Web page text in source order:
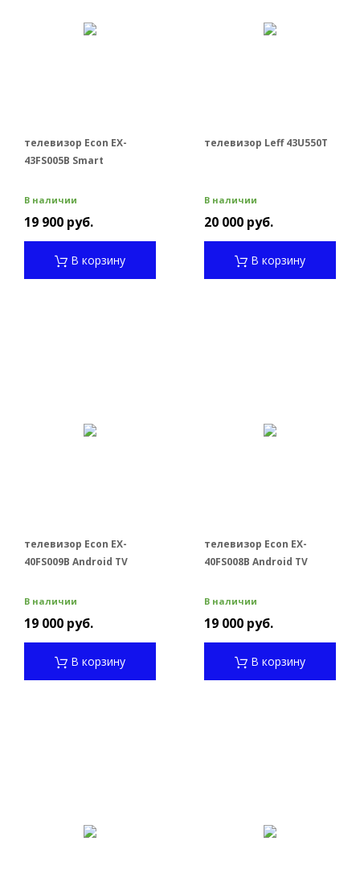
телевизор Econ EX-
43FS005B Smart
В наличии
19 900 руб.
В корзину
телевизор Leff 43U550T
В наличии
20 000 руб.
В корзину
телевизор Econ EX-
40FS009B Android TV
В наличии
19 000 руб.
В корзину
телевизор Econ EX-
40FS008B Android TV
В наличии
19 000 руб.
В корзину